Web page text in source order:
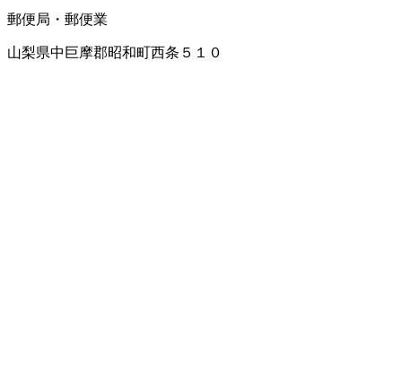
郵便局・郵便業
山梨県中巨摩郡昭和町西条５１０